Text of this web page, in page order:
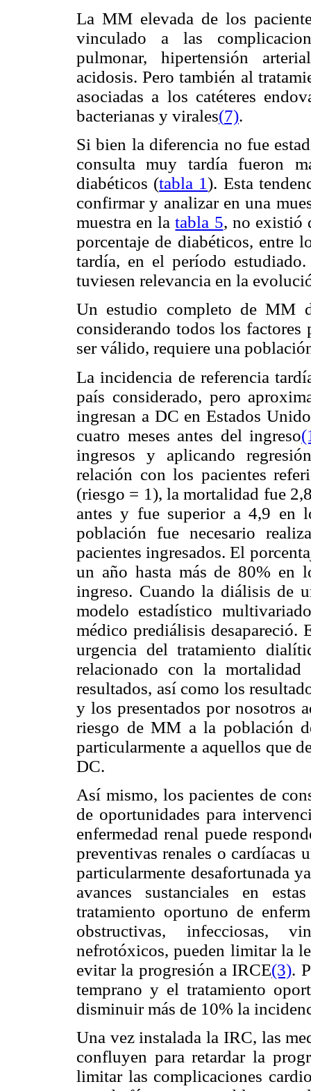
La MM elevada de los
vinculado a las
pulmonar, hipertensión
acidosis. Pero también al
asociadas a los catéteres
bacterianas y virales(7).
Si bien la diferencia no fue
consulta muy tardía fueron
diabéticos (tabla 1). Esta
confirmar y analizar en una
muestra en latabla 5, no existió
porcentaje de diabéticos, entre
tardía, en el período
tuviesen relevancia en la
Un estudio completo de MM
considerando todos los
ser válido, requiere una
La incidencia de referencia
país considerado, pero
ingresan a DC en Estados
cuatro meses antes del ingreso
ingresos y aplicando
relación con los pacientes
(riesgo = 1), la mortalidad fue
antes y fue superior a 4,9 en
población fue necesario
pacientes ingresados. El
un año hasta más de 80% en
ingreso. Cuando la diálisis de
modelo estadístico
médico prediálisis desapareció.
urgencia del tratamiento
relacionado con la
resultados, así como los
y los presentados por nosotros
riesgo de MM a la población
particularmente a aquellos que
DC.
Así mismo, los pacientes de
de oportunidades para
enfermedad renal puede
preventivas renales o cardíacas
particularmente desafortunada
avances sustanciales en
tratamiento oportuno de
obstructivas, infecciosas,
nefrotóxicos, pueden limitar la
evitar la progresión a IRCE(3).
temprano y el tratamiento
disminuir más de 10% la
Una vez instalada la IRC, las
confluyen para retardar la
limitar las complicaciones